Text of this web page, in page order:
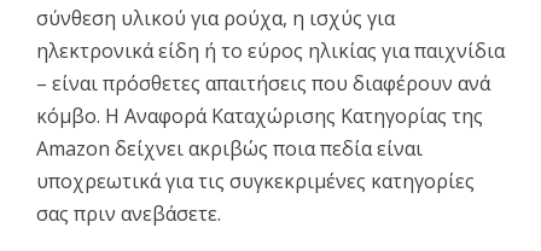
σύνθεση υλικού για ρούχα, η ισχύς για
ηλεκτρονικά είδη ή το εύρος ηλικίας για παιχνίδια
– είναι πρόσθετες απαιτήσεις που διαφέρουν ανά
κόμβο. Η Αναφορά Καταχώρισης Κατηγορίας της
Amazon δείχνει ακριβώς ποια πεδία είναι
υποχρεωτικά για τις συγκεκριμένες κατηγορίες
σας πριν ανεβάσετε.